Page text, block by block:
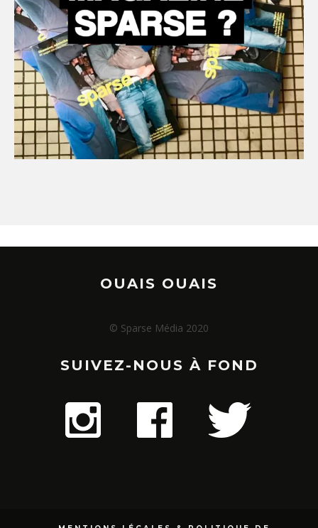
OUAIS OUAIS
© Sparse Média 2020
SUIVEZ-NOUS À FOND